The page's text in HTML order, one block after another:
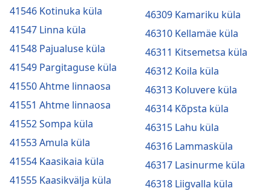
41546 Kotinuka küla
41547 Linna küla
41548 Pajualuse küla
41549 Pargitaguse küla
41550 Ahtme linnaosa
41551 Ahtme linnaosa
41552 Sompa küla
41553 Amula küla
41554 Kaasikaia küla
41555 Kaasikvälja küla
46309 Kamariku küla
46310 Kellamäe küla
46311 Kitsemetsa küla
46312 Koila küla
46313 Koluvere küla
46314 Kõpsta küla
46315 Lahu küla
46316 Lammasküla
46317 Lasinurme küla
46318 Liigvalla küla